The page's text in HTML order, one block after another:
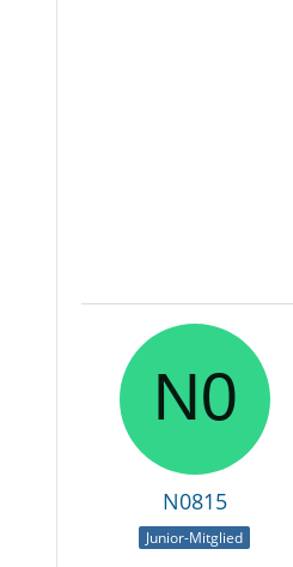
N0815
Junior-Mitglied